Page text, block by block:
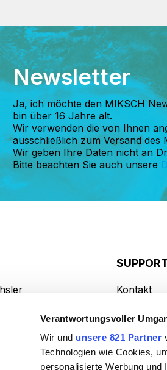
Verantwortungsvoller
Wir und unsere 821 Partner
Technologien wie Cookies,
personalisierte Werbung und
Newsletter
Ja, ich möchte den MIKSCH
bin über 16 Jahre alt.
Wir verwenden die von Ihnen
ausschließlich zum Versand des
Wir geben Ihre Daten nicht an
Bitte beachten Sie auch unsere
Kontakt
Anfahrt